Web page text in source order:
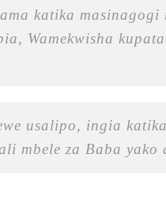
katika
Wamekwisha
usalipo, ingia
mbele za Baba